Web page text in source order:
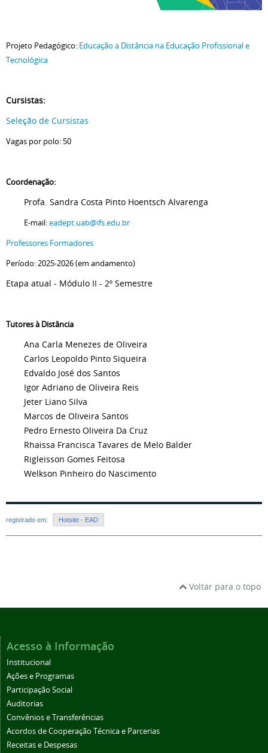
Projeto Pedagógico: Educação a Distância na Educação Profissional e
Tecnológica
Cursistas:
Seleção de Cursistas
Vagas por polo: 50
Coordenação:
Profa. Sandra Costa Pinto Hoentsch Alvarenga
E-mail:eadept.uab@ifs.edu.br
Professores Formadores
Período: 2025-2026 (em andamento)
Etapa atual - Módulo II - 2º Semestre
Tutores à Distância
Ana Carla Menezes de Oliveira
Carlos Leopoldo Pinto Siqueira
Edvaldo José dos Santos
Igor Adriano de Oliveira Reis
Jeter Liano Silva
Marcos de Oliveira Santos
Pedro Ernesto Oliveira Da Cruz
Rhaissa Francisca Tavares de Melo Balder
Rigleisson Gomes Feitosa
Welkson Pinheiro do Nascimento
registrado em: Hotsite - EAD
Voltar para o topo
Acesso à Informação
Institucional
Ações e Programas
Participação Social
Auditorias
Convênios e Transferências
Acordos de Cooperação Técnica e Parcerias
Receitas e Despesas